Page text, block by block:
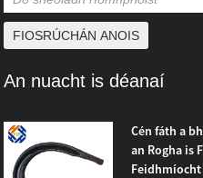
An nuacht is déanaí
Cén fáth a
an Rogha is
Feidhmíocht